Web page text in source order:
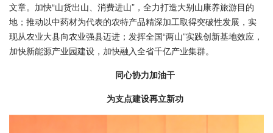
文章。加快“山货出山、消费进山”，全力打造大别山康养旅游目的
地；推动以中药材为代表的农特产品精深加工取得突破性发展，实
现从农业大县向农业强县迈进；发挥全国“两山”实践创新基地效应，
加快新能源产业园建设，加快融入全省千亿产业集群。
同心协力加油干
为支点建设再立新功